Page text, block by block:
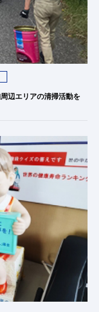
辺エリアの清掃活動を